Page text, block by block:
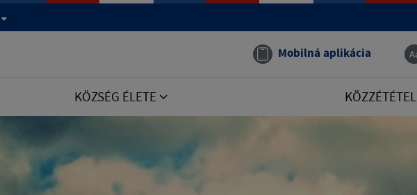
Mobilná aplikácia
KÖZSÉG ÉLETE KÖZZÉTÉTEL